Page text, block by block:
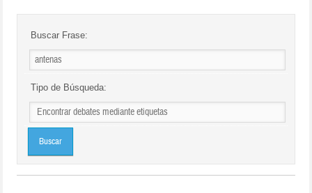
Buscar Frase:
Tipo de Búsqueda: